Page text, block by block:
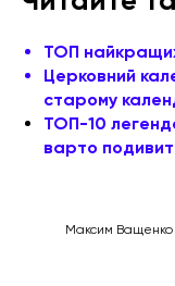
ТОП
Церковний
старому
ТОП-10
варто
Максим Ващенко